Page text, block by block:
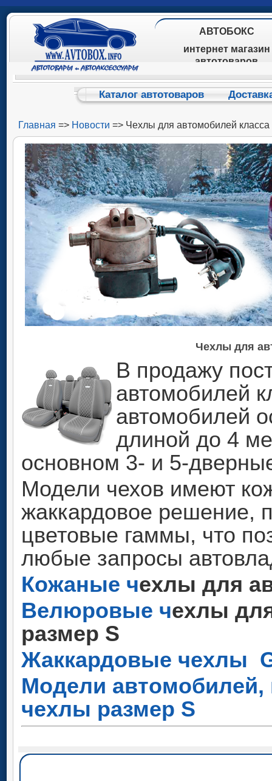
АВТОБОКС
интернет магазин
автотоваров
Каталог автотоваров
Главная => Новости => Чехлы для автомобилей
Чехлы для
В продажу
автомобилей
автомобилей
длиной до 4
основном 3- и 5-
Модели чехов имеют
жаккардовое решение,
цветовые гаммы, что
любые запросы
Кожаные чехлы для
Велюровые чехлы
размер S
Жаккардовые чехлы
Модели автомобилей,
чехлы размер S